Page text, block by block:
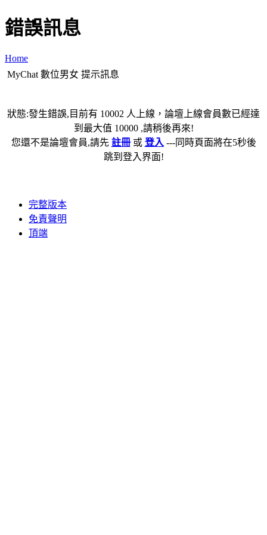
錯誤訊息
Home
MyChat 數位男女 提示訊息
狀態:發生錯誤,目前有 10002 人上線，論壇上線會員數已經達
到最大值 10000 ,請稍後再來!
您還不是論壇會員,請先 註冊或 登入 ---同時頁面將在5秒後
跳到登入界面!
完整版本
免責聲明
頂端